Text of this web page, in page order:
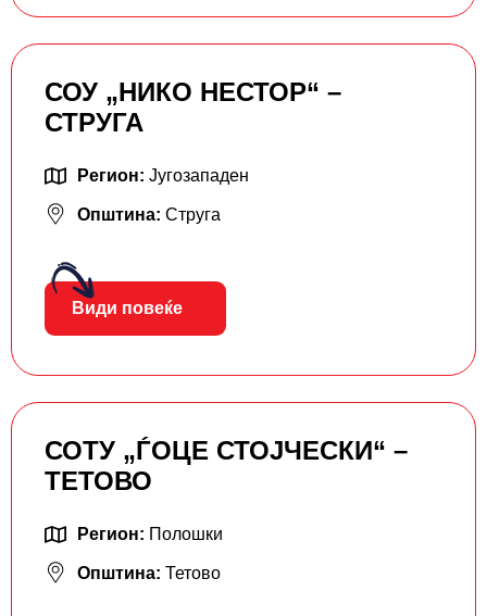
СОУ „НИКО НЕСТОР“ –
СТРУГА
Регион: Југозападен
Општина: Струга
Види повеќе
СОТУ „ЃОЦЕ СТОЈЧЕСКИ“ –
ТЕТОВО
Регион: Полошки
Општина: Тетово